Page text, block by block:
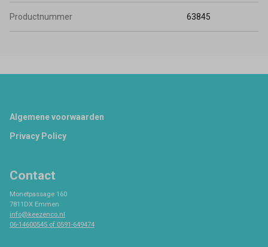
Productnummer 63845
Footer
Algemene voorwaarden
Privacy Policy
Contact
Monetpassage 160
7811DX Emmen
info@keezenco.nl
06-14600545 of 0591-649474